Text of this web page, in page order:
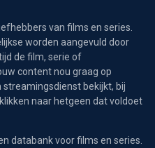
van films en series.
worden aangevuld door
de film, serie of
content nou graag op
streamingsdienst bekijkt, bij
naar hetgeen dat voldoet
databank voor films en series.